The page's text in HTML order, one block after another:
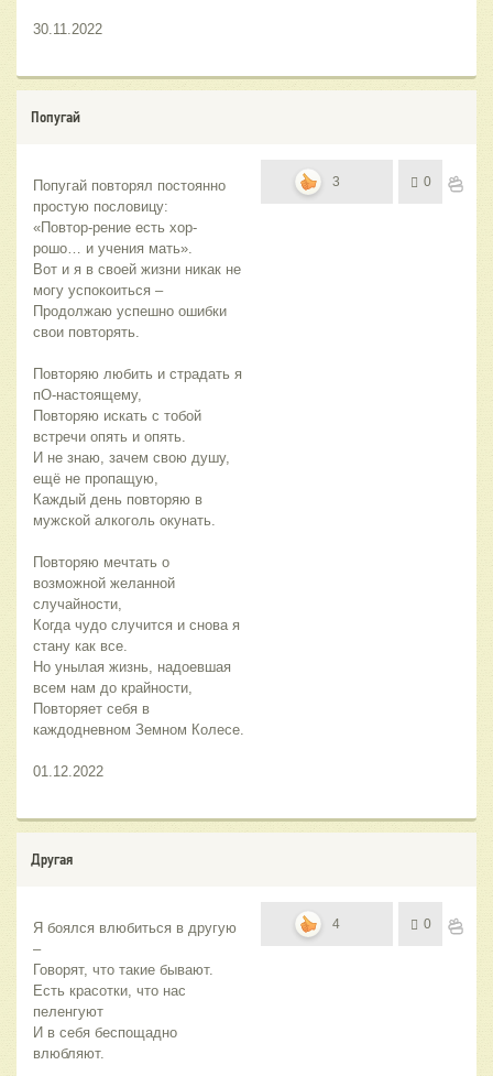
30.11.2022
Попугай
Попугай повторял постоянно
простую пословицу:
«Повтор-рение есть хор-
рошо… и учения мать».
Вот и я в своей жизни никак не
могу успокоиться –
Продолжаю успешно ошибки
свои повторять.
Повторяю любить и страдать я
пО-настоящему,
Повторяю искать с тобой
встречи опять и опять.
И не знаю, зачем свою душу,
ещё не пропащую,
Каждый день повторяю в
мужской алкоголь окунать.
Повторяю мечтать о
возможной желанной
случайности,
Когда чудо случится и снова я
стану как все.
Но унылая жизнь, надоевшая
всем нам до крайности,
Повторяет себя в
каждодневном Земном Колесе.
01.12.2022
3 0
Другая
Я боялся влюбиться в другую
–
Говорят, что такие бывают.
Есть красотки, что нас
пеленгуют
И в себя беспощадно
влюбляют.
4 0